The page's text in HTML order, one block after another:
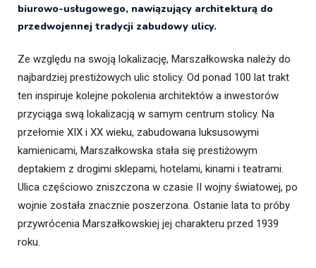
biurowo-usługowego, nawiązujący architekturą do
przedwojennej tradycji zabudowy ulicy.
Ze względu na swoją lokalizację, Marszałkowska należy do
najbardziej prestiżowych ulic stolicy. Od ponad 100 lat trakt
ten inspiruje kolejne pokolenia architektów a inwestorów
przyciąga swą lokalizacją w samym centrum stolicy. Na
przełomie XIX i XX wieku, zabudowana luksusowymi
kamienicami, Marszałkowska stała się prestiżowym
deptakiem z drogimi sklepami, hotelami, kinami i teatrami.
Ulica częściowo zniszczona w czasie II wojny światowej, po
wojnie została znacznie poszerzona. Ostanie lata to próby
przywrócenia Marszałkowskiej jej charakteru przed 1939
roku.